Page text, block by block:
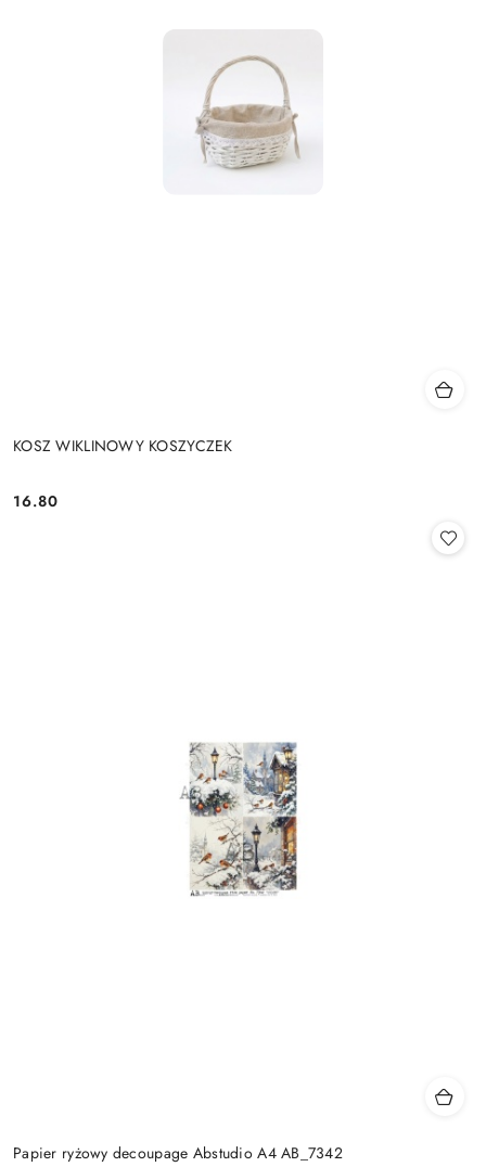
KOSZ WIKLINOWY KOSZYCZEK
Cena:
16.80
Papier ryżowy decoupage Abstudio A4 AB_7342